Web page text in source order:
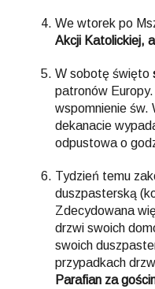
We wtorek po
Akcji Katolickiej,
W sobotę święto
patronów
wspomnienie św.
dekanacie
odpustowa o
Tydzień temu
duszpasterską
Zdecydowana
drzwi swoich
swoich
przypadkach
Parafian za